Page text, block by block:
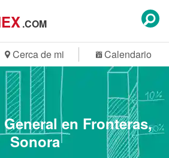
.COM
Cerca de mi Calendario
en Fronteras,
Sonora